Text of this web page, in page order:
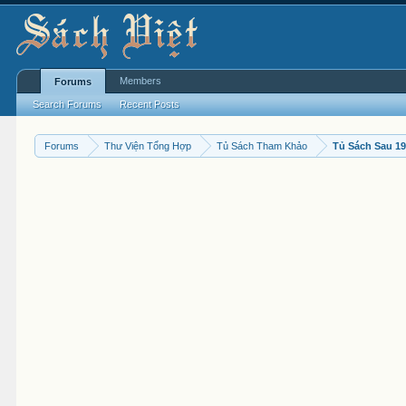
Forums Thư Viện Tổng Hợp Tủ Sách Tham Khảo Tủ Sách Sau
Forums
Search Forums Recent Posts
Members